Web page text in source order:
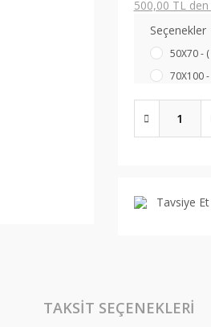
500,00 TL
Seçenekler
50X70 -
70X100
Tavsiye Et
TAKSIT SEÇENEKLERI